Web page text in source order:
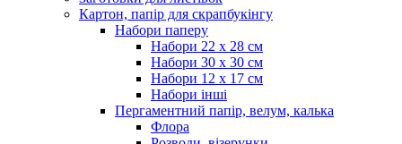
Картон, папір для скрапбукінгу
Набори паперу
Набори 22 х 28 см
Набори 30 х 30 см
Набори 12 х 17 см
Набори інші
Пергаментний папір, велум, калька
Флора